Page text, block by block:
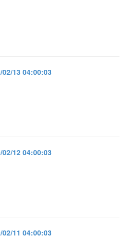
02/13 04:00:03
02/12 04:00:03
02/11 04:00:03